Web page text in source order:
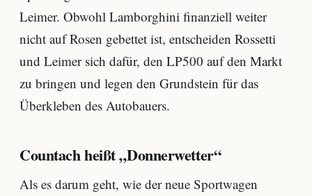
Leimer. Obwohl Lamborghini finanziell weiter
nicht auf Rosen gebettet ist, entscheiden Rossetti
und Leimer sich dafür, den LP500 auf den Markt
zu bringen und legen den Grundstein für das
Überkleben des Autobauers.
Countach heißt „Donnerwetter“
Als es darum geht, wie der neue Sportwagen